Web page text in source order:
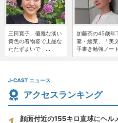
三田寛子、優雅な淡い
黄色の着物姿で上品な
たたずまいで ...
加藤茶の45歳年
妻・綾菜、「美
手書き勉強ノー
J-CAST ニュース
アクセスランキング
顔面付近の155キロ直球にヘル